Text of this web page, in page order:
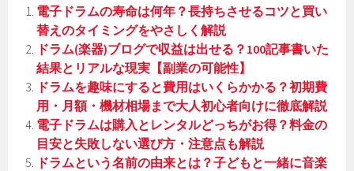
電子ドラムの寿命は何年？長持ちさせるコツと買い
替えのタイミングをやさしく解説
ドラム(楽器)ブログで収益は出せる？100記事書いた
結果とリアルな現実【副業の可能性】
ドラムを趣味にすると費用はいくらかかる？初期費
用・月額・機材相場まで大人初心者向けに徹底解説
電子ドラムは購入とレンタルどっちがお得？料金の
目安と失敗しない選び方・注意点も解説
ドラムという名前の由来とは？子どもと一緒に音楽